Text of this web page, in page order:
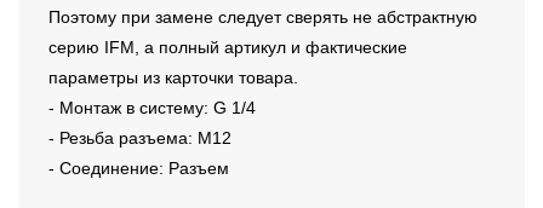
Поэтому при замене следует сверять не абстрактную
серию IFM, а полный артикул и фактические
параметры из карточки товара.
- Монтаж в систему: G 1/4
- Резьба разъема: M12
- Соединение: Разъем